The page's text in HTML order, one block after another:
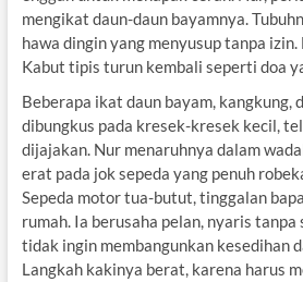
mengikat daun-daun bayamnya.
hawa dingin yang menyusup tanpa izin.
Kabut tipis turun kembali seperti doa
Beberapa ikat daun bayam, kangkung,
dibungkus pada kresek-kresek kecil,
dijajakan. Nur menaruhnya dalam
erat pada jok sepeda yang penuh
Sepeda motor tua-butut, tinggalan
rumah. Ia berusaha pelan, nyaris
tidak ingin membangunkan kesedihan
Langkah kakinya berat, karena harus